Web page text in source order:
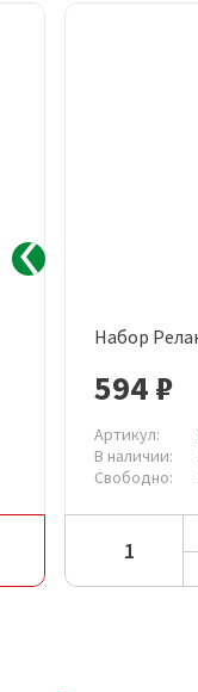
Набор
594 ₽
Артикул:
В наличии:
Свободно: